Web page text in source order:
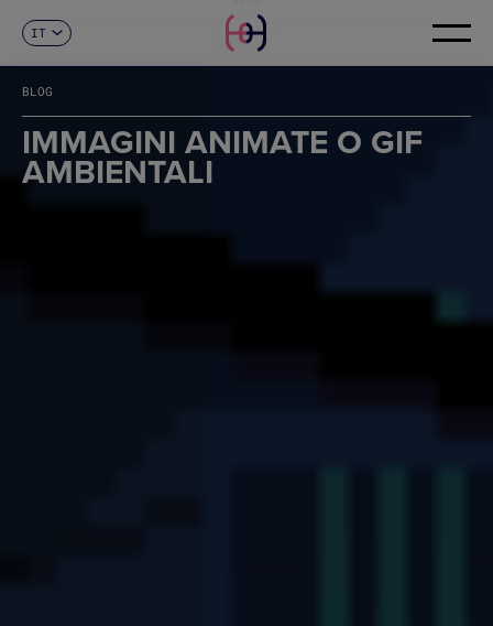
EN
FR
DE
IT
PT
CONTATTI
BLOG
IMMAGINI ANIMATE O GIF
AMBIENTALI